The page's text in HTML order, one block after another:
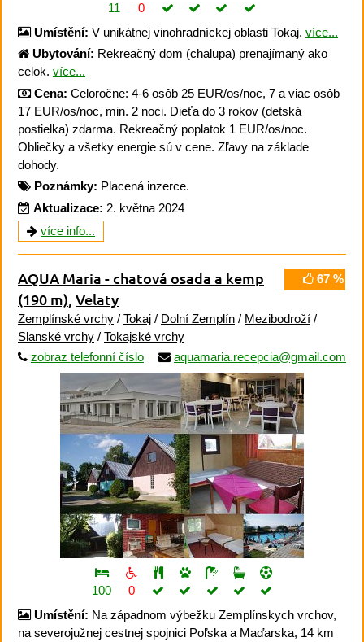
11
0
Umístění: V unikátnej vinohradníckej oblasti Tokaj. více...
Ubytování: Rekreačný dom (chalupa) prenajímaný ako
celok. více...
Cena: Celoročne: 4-6 osôb 25 EUR/os/noc, 7 a viac osôb
17 EUR/os/noc, min. 2 noci. Dieťa do 3 rokov (detská
postielka) zdarma. Rekreačný poplatok 1 EUR/os/noc.
Obliečky a všetky energie sú v cene. Zľavy na základe
dohody.
Poznámky: Placená inzerce.
Aktualizace: 2. května 2024
více info...
67 %
AQUA Maria - chatová osada a kemp
(190 m), Velaty
Zemplínské vrchy / Tokaj / Dolní Zemplín / Mezibodroží /
Slanské vrchy / Tokajské vrchy
zobraz telefonní číslo
aquamaria.recepcia@gmail.com
100
0
Umístění: Na západnom výbežku Zemplínskych vrchov,
na severojužnej cestnej spojnici Poľska a Maďarska, 14 km